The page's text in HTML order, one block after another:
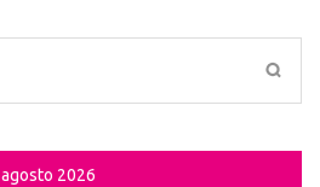
agosto 2026